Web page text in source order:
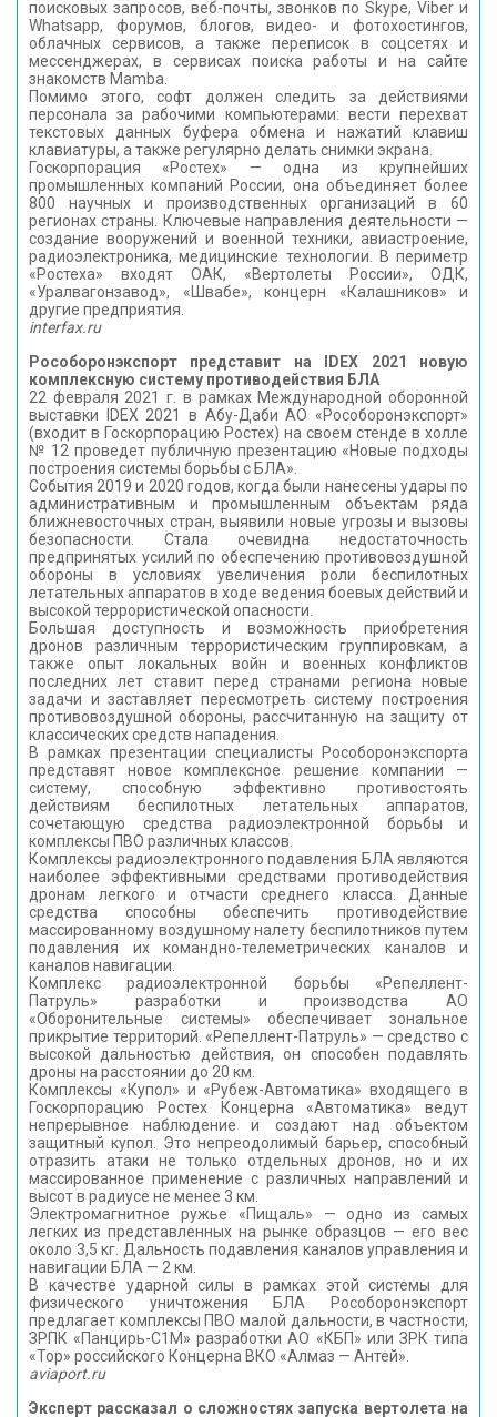
поисковых запросов, веб-почты, звонков по Skype, Viber и
Whatsapp, форумов, блогов, видео- и фотохостингов,
облачных сервисов, а также переписок в соцсетях и
мессенджерах, в сервисах поиска работы и на сайте
знакомств Mamba.
Помимо этого, софт должен следить за действиями
персонала за рабочими компьютерами: вести перехват
текстовых данных буфера обмена и нажатий клавиш
клавиатуры, а также регулярно делать снимки экрана.
Госкорпорация «Ростех» — одна из крупнейших
промышленных компаний России, она объединяет более
800 научных и производственных организаций в 60
регионах страны. Ключевые направления деятельности —
создание вооружений и военной техники, авиастроение,
радиоэлектроника, медицинские технологии. В периметр
«Ростеха» входят ОАК, «Вертолеты России», ОДК,
«Уралвагонзавод», «Швабе», концерн «Калашников» и
другие предприятия.
interfax.ru
Рособоронэкспорт представит на IDEX 2021 новую
комплексную систему противодействия БЛА
22 февраля 2021 г. в рамках Международной оборонной
выставки IDEX 2021 в Абу-Даби АО «Рособоронэкспорт»
(входит в Госкорпорацию Ростех) на своем стенде в холле
№ 12 проведет публичную презентацию «Новые подходы
построения системы борьбы с БЛА».
События 2019 и 2020 годов, когда были нанесены удары по
административным и промышленным объектам ряда
ближневосточных стран, выявили новые угрозы и вызовы
безопасности. Стала очевидна недостаточность
предпринятых усилий по обеспечению противовоздушной
обороны в условиях увеличения роли беспилотных
летательных аппаратов в ходе ведения боевых действий и
высокой террористической опасности.
Большая доступность и возможность приобретения
дронов различным террористическим группировкам, а
также опыт локальных войн и военных конфликтов
последних лет ставит перед странами региона новые
задачи и заставляет пересмотреть систему построения
противовоздушной обороны, рассчитанную на защиту от
классических средств нападения.
В рамках презентации специалисты Рособоронэкспорта
представят новое комплексное решение компании —
систему, способную эффективно противостоять
действиям беспилотных летательных аппаратов,
сочетающую средства радиоэлектронной борьбы и
комплексы ПВО различных классов.
Комплексы радиоэлектронного подавления БЛА являются
наиболее эффективными средствами противодействия
дронам легкого и отчасти среднего класса. Данные
средства способны обеспечить противодействие
массированному воздушному налету беспилотников путем
подавления их командно-телеметрических каналов и
каналов навигации.
Комплекс радиоэлектронной борьбы «Репеллент-
Патруль» разработки и производства АО
«Оборонительные системы» обеспечивает зональное
прикрытие территорий. «Репеллент-Патруль» — средство с
высокой дальностью действия, он способен подавлять
дроны на расстоянии до 20 км.
Комплексы «Купол» и «Рубеж-Автоматика» входящего в
Госкорпорацию Ростех Концерна «Автоматика» ведут
непрерывное наблюдение и создают над объектом
защитный купол. Это непреодолимый барьер, способный
отразить атаки не только отдельных дронов, но и их
массированное применение с различных направлений и
высот в радиусе не менее 3 км.
Электромагнитное ружье «Пищаль» — одно из самых
легких из представленных на рынке образцов — его вес
около 3,5 кг. Дальность подавления каналов управления и
навигации БЛА — 2 км.
В качестве ударной силы в рамках этой системы для
физического уничтожения БЛА Рособоронэкспорт
предлагает комплексы ПВО малой дальности, в частности,
ЗРПК «Панцирь-С1М» разработки АО «КБП» или ЗРК типа
«Тор» российского Концерна ВКО «Алмаз — Антей».
aviaport.ru
Эксперт рассказал о сложностях запуска вертолета на